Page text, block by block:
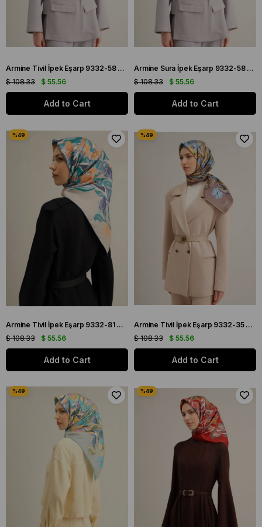
Armine Tivil İpek Eşarp 9332-58 Açık Mavi Karışık Desen
$ 55.56
$ 108.33
Add to Cart
Armine Sura İpek Eşarp 9332-58 Açık Mavi Karışık Desen
$ 55.56
$ 108.33
Add to Cart
Armine Tivil İpek Eşarp 9332-81 Mavi Karışık Desen
$ 55.56
$ 108.33
Add to Cart
Armine Tivil İpek Eşarp 9332-35 Füme Karışık Desen
$ 55.56
$ 108.33
Add to Cart